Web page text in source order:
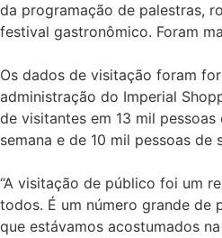
da programação de palestras,
festival gastronômico. Foram
Os dados de visitação foram
administração do Imperial
de visitantes em 13 mil
semana e de 10 mil pessoas de
“A visitação de público foi um
todos. É um número grande de
que estávamos acostumados